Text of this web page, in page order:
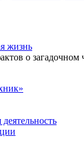
жизнь
о загадочном